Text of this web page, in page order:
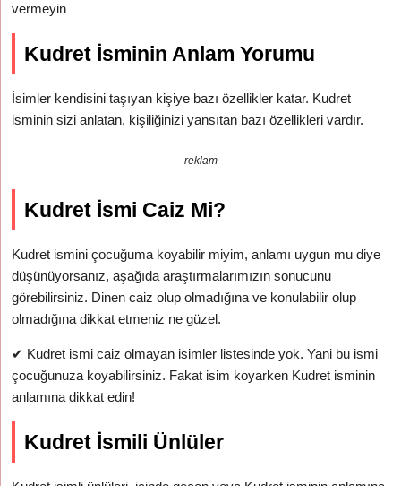
vermeyin
Kudret İsminin Anlam Yorumu
İsimler kendisini taşıyan kişiye bazı özellikler katar. Kudret
isminin sizi anlatan, kişiliğinizi yansıtan bazı özellikleri vardır.
reklam
Kudret İsmi Caiz Mi?
Kudret ismini çocuğuma koyabilir miyim, anlamı uygun mu diye
düşünüyorsanız, aşağıda araştırmalarımızın sonucunu
görebilirsiniz. Dinen caiz olup olmadığına ve konulabilir olup
olmadığına dikkat etmeniz ne güzel.
✔ Kudret ismi caiz olmayan isimler listesinde yok. Yani bu ismi
çocuğunuza koyabilirsiniz. Fakat isim koyarken Kudret isminin
anlamına dikkat edin!
Kudret İsmili Ünlüler